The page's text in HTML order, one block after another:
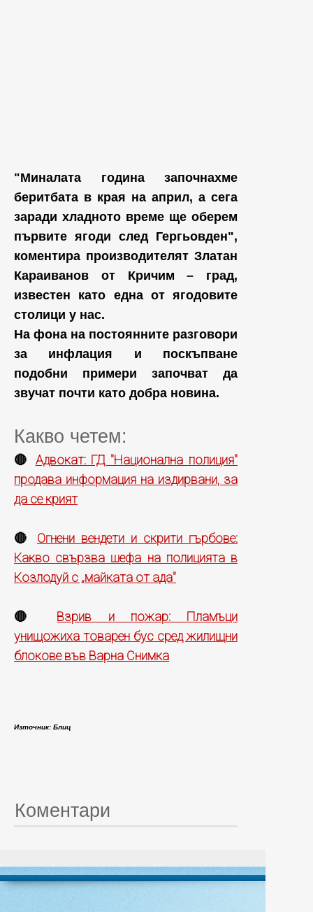
"Миналата година започнахме
беритбата в края на април, а сега
заради хладното време ще оберем
първите ягоди след Гергьовден",
коментира производителят Златан
Караиванов от Кричим – град,
известен като една от ягодовите
столици у нас.
На фона на постоянните разговори
за инфлация и поскъпване
подобни примери започват да
звучат почти като добра новина.
Какво четем:
🔴 Адвокат: ГД "Национална полиция"
продава информация на издирвани, за
да се крият
🔴 Огнени вендети и скрити гърбове:
Какво свързва шефа на полицията в
Козлодуй с „майката от ада"
🔴 Взрив и пожар: Пламъци
унищожиха товарен бус сред жилищни
блокове във Варна Снимка
Източник: Блиц
Коментари